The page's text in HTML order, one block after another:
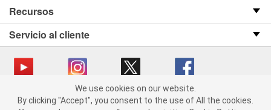
We use cookies on our website. By clicking "Accept", you consent
to the use of All the cookies.
Recursos
Servicio al cliente
Copyright © 2008-2026 O’Reilly Auto Parts v OST_3.2.0.0.729 (3) cv1361
We use cookies on our website.
By clicking "Accept", you consent to the use of All the cookies.